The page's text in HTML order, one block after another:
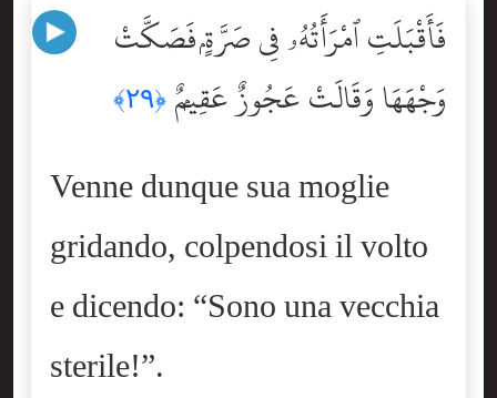
فَأَقْبَلَتِ ٱمْرَأَتُهُۥ فِى صَرَّةٍۢ فَصَكَّتْ
وَجْهَهَا وَقَالَتْ عَجُوزٌ عَقِيمٌۭ ﴿٢٩﴾
Venne dunque sua moglie
gridando, colpendosi il volto
e dicendo: “Sono una vecchia
sterile!”.